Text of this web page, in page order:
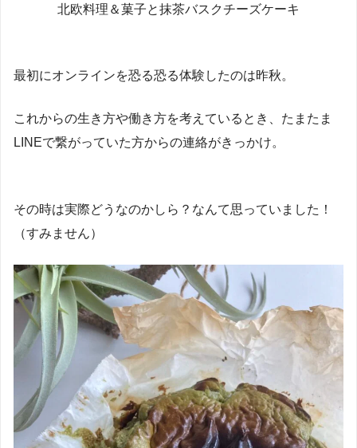
北欧料理＆菓子と抹茶バスクチーズケーキ
最初にオンラインを恐る恐る体験したのは昨秋。
これからの生き方や働き方を考えているとき、たまたま
LINEで繋がっていた方からの連絡がきっかけ。
その時は実際どうなのかしら？なんて思っていました！
（すみません）